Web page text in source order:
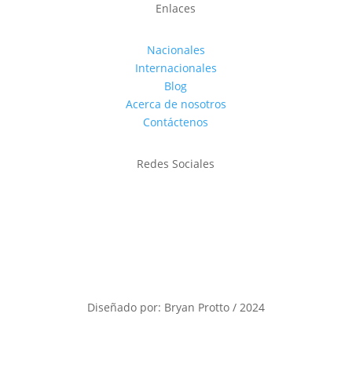
Enlaces
Nacionales
Internacionales
Blog
Acerca de nosotros
Contáctenos
Redes Sociales
Diseñado por: Bryan Protto / 2024